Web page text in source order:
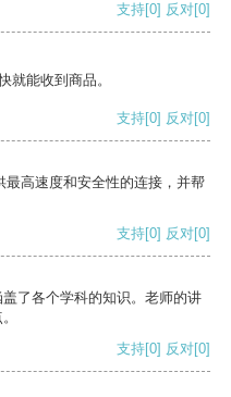
支持[0] 反对[0]
就能收到商品。
支持[0] 反对[0]
高速度和安全性的连接，并帮
支持[0] 反对[0]
了各个学科的知识。老师的讲
支持[0] 反对[0]